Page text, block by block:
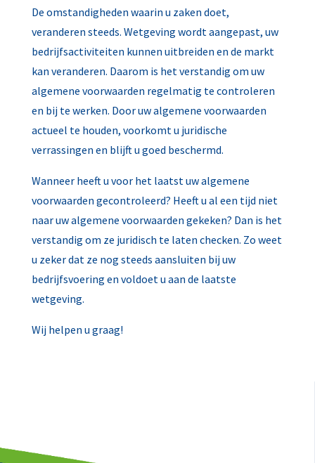
De omstandigheden waarin u zaken doet,
veranderen steeds. Wetgeving wordt aangepast, uw
bedrijfsactiviteiten kunnen uitbreiden en de markt
kan veranderen. Daarom is het verstandig om uw
algemene voorwaarden regelmatig te controleren
en bij te werken. Door uw algemene voorwaarden
actueel te houden, voorkomt u juridische
verrassingen en blijft u goed beschermd.
Wanneer heeft u voor het laatst uw algemene
voorwaarden gecontroleerd? Heeft u al een tijd niet
naar uw algemene voorwaarden gekeken? Dan is het
verstandig om ze juridisch te laten checken. Zo weet
u zeker dat ze nog steeds aansluiten bij uw
bedrijfsvoering en voldoet u aan de laatste
wetgeving.
Wij helpen u graag!